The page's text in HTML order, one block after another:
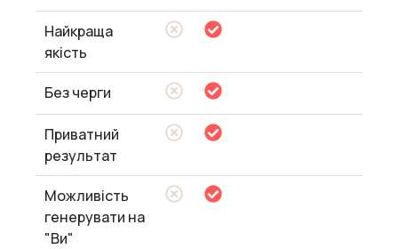
Найкраща
якість
Без черги
Приватний
результат
Можливість
генерувати на
"Ви"